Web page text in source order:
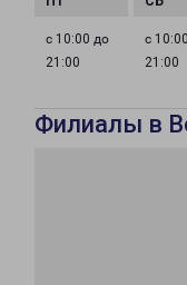
с 10:00 до
21:00
с
21:00
Филиалы в